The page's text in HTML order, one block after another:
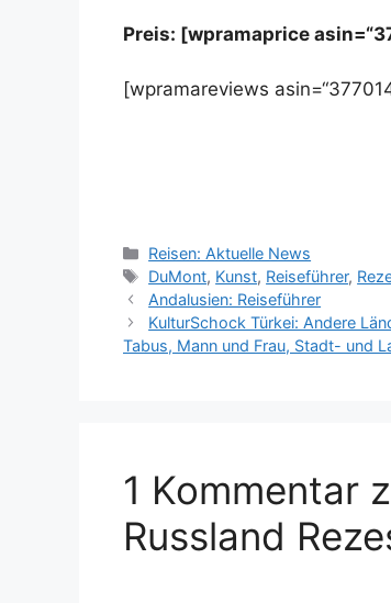
Preis: [wpramaprice
[wpramareviews
Kategorien
Reisen: Aktuelle News
Schlagwörter
DuMont, Kunst, Reiseführer,
Andalusien: Reiseführer
KulturSchock Türkei: Andere
Tabus, Mann und Frau, Stadt- und
1 Kommentar
Russland